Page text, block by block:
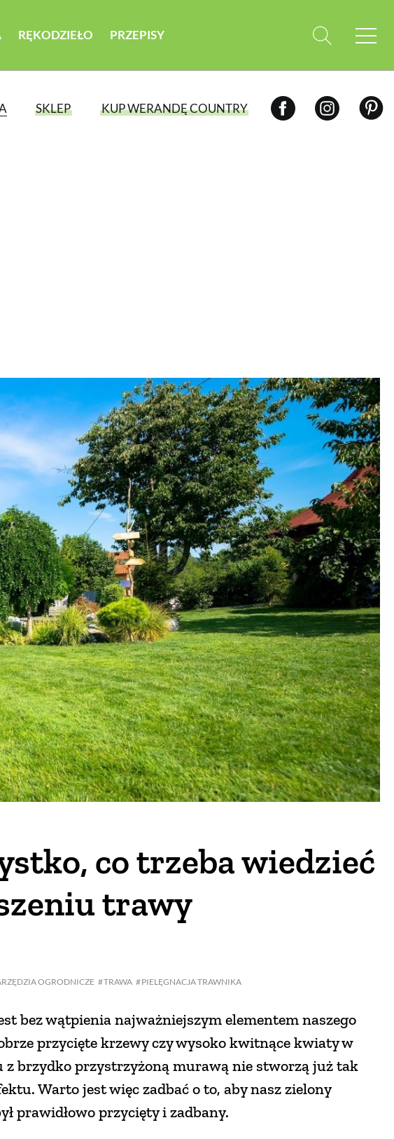
RĘKODZIEŁO PRZEPISY
SKLEP KUP WERANDĘ COUNTRY
co trzeba wiedzieć
trawy
OGRODNICZE TRAWA PIELĘGNACJA TRAWNIKA
bez wątpienia najważniejszym elementem naszego
przycięte krzewy czy wysoko kwitnące kwiaty w
z brzydko przystrzyżoną murawą nie stworzą już tak
Warto jest więc zadbać o to, aby nasz zielony
prawidłowo przycięty i zadbany.
PORADY ZIELEŃ W DOMU
NATURALNA APTECZKA
ZWIERZĘTA DOMOWE
RĘKODZIEŁO RZEMIOSŁO
PRZYSTAWKI ZUPY
PRZETWORY INNE